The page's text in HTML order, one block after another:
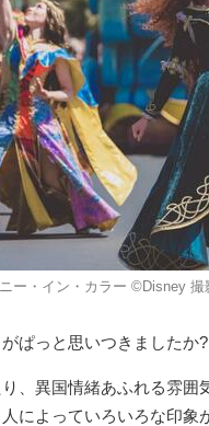
ー・イン・カラー ©Disney 撮
ぱっと思いつきましたか?
、異国情緒あふれる雰
によっていろいろな印象